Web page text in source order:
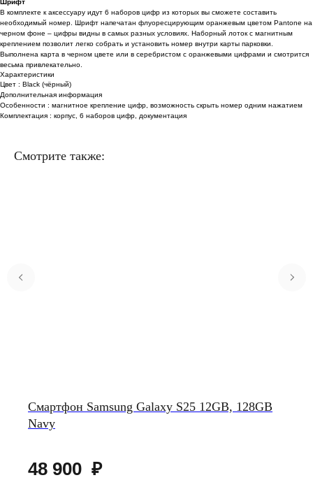
Шрифт
В комплекте к аксессуару идут 6 наборов цифр из которых вы сможете составить
необходимый номер. Шрифт напечатан флуоресцирующим оранжевым цветом Pantone на
черном фоне – цифры видны в самых разных условиях. Наборный лоток с магнитным
креплением позволит легко собрать и установить номер внутри карты парковки.
Выполнена карта в черном цвете или в серебристом с оранжевыми цифрами и смотрится
весьма привлекательно.
Характеристики
Цвет : Black (чёрный)
Дополнительная информация
Особенности : магнитное крепление цифр, возможность скрыть номер одним нажатием
Комплектация : корпус, 6 наборов цифр, документация
Смотрите также:
Смартфон Samsung Galaxy S25 12GB, 128GB
Navy
48 900 ₽